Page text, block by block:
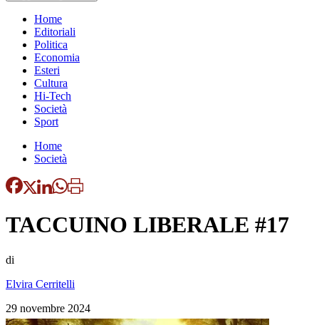
Home
Editoriali
Politica
Economia
Esteri
Cultura
Hi-Tech
Società
Sport
Home
Società
TACCUINO LIBERALE #17
di
Elvira Cerritelli
29 novembre 2024